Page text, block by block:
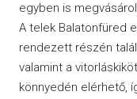
egyben is
A telek Balatonfüred
rendezett részén
valamint a
könnyedén elérhető,